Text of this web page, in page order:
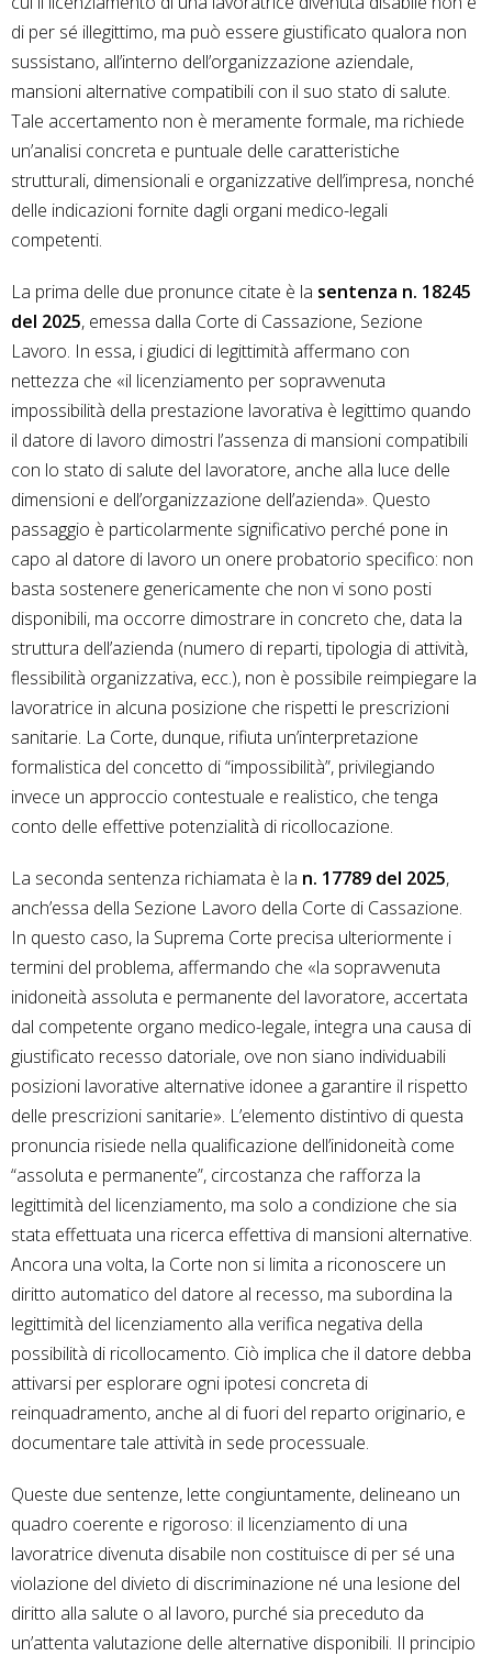
di per sé illegittimo, ma può essere giustificato qualora non
sussistano, all’interno dell’organizzazione aziendale,
mansioni alternative compatibili con il suo stato di salute.
Tale accertamento non è meramente formale, ma richiede
un’analisi concreta e puntuale delle caratteristiche
strutturali, dimensionali e organizzative dell’impresa, nonché
delle indicazioni fornite dagli organi medico-legali
competenti.
La prima delle due pronunce citate è la sentenza n. 18245
del 2025, emessa dalla Corte di Cassazione, Sezione
Lavoro. In essa, i giudici di legittimità affermano con
nettezza che «il licenziamento per sopravvenuta
impossibilità della prestazione lavorativa è legittimo quando
il datore di lavoro dimostri l’assenza di mansioni compatibili
con lo stato di salute del lavoratore, anche alla luce delle
dimensioni e dell’organizzazione dell’azienda». Questo
passaggio è particolarmente significativo perché pone in
capo al datore di lavoro un onere probatorio specifico: non
basta sostenere genericamente che non vi sono posti
disponibili, ma occorre dimostrare in concreto che, data la
struttura dell’azienda (numero di reparti, tipologia di attività,
flessibilità organizzativa, ecc.), non è possibile reimpiegare la
lavoratrice in alcuna posizione che rispetti le prescrizioni
sanitarie. La Corte, dunque, rifiuta un’interpretazione
formalistica del concetto di “impossibilità”, privilegiando
invece un approccio contestuale e realistico, che tenga
conto delle effettive potenzialità di ricollocazione.
La seconda sentenza richiamata è la n. 17789 del 2025,
anch’essa della Sezione Lavoro della Corte di Cassazione.
In questo caso, la Suprema Corte precisa ulteriormente i
termini del problema, affermando che «la sopravvenuta
inidoneità assoluta e permanente del lavoratore, accertata
dal competente organo medico-legale, integra una causa di
giustificato recesso datoriale, ove non siano individuabili
posizioni lavorative alternative idonee a garantire il rispetto
delle prescrizioni sanitarie». L’elemento distintivo di questa
pronuncia risiede nella qualificazione dell’inidoneità come
“assoluta e permanente”, circostanza che rafforza la
legittimità del licenziamento, ma solo a condizione che sia
stata effettuata una ricerca effettiva di mansioni alternative.
Ancora una volta, la Corte non si limita a riconoscere un
diritto automatico del datore al recesso, ma subordina la
legittimità del licenziamento alla verifica negativa della
possibilità di ricollocamento. Ciò implica che il datore debba
attivarsi per esplorare ogni ipotesi concreta di
reinquadramento, anche al di fuori del reparto originario, e
documentare tale attività in sede processuale.
Queste due sentenze, lette congiuntamente, delineano un
quadro coerente e rigoroso: il licenziamento di una
lavoratrice divenuta disabile non costituisce di per sé una
violazione del divieto di discriminazione né una lesione del
diritto alla salute o al lavoro, purché sia preceduto da
un’attenta valutazione delle alternative disponibili. Il principio